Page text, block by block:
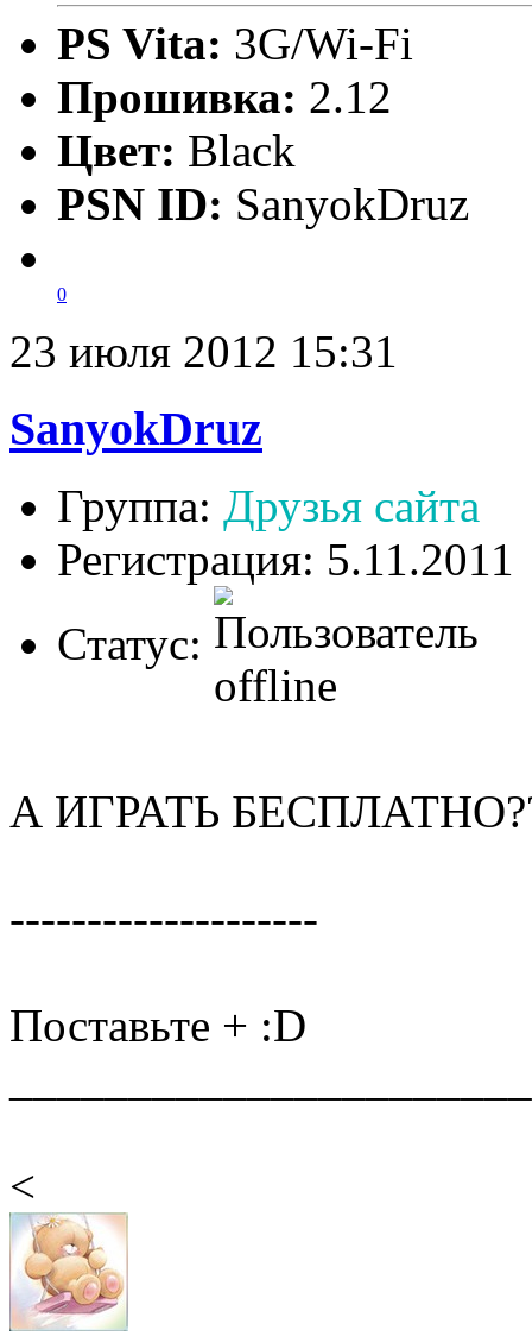
PS Vita: 3G/Wi-Fi
Прошивка: 2.12
Цвет: Black
PSN ID: SanyokDruz
0
23 июля 2012 15:31
SanyokDruz
Группа: Друзья сайта
Регистрация: 5.11.2011
Статус:
А ИГРАТЬ
--------------------
Поставьте + :D
<